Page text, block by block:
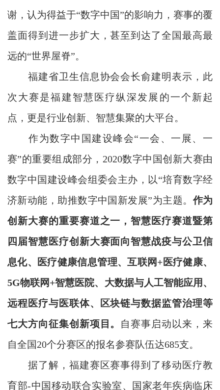
谢，认为得益于“数字中国”的影响力，赛事的覆
盖面得到进一步扩大，甚至到达了全国最高最
远的“世界屋脊”。
福建省卫生信息协会会长俞建明表示，此
次大赛是福建智慧医疗纵深发展的一个新起
点，更是行业创新、智慧集聚的大平台。
作为数字中国建设峰会“一会、一展、一
赛”的重要组成部分，2020数字中国创新大赛由
数字中国建设峰会组委会主办，以“培育数字经
济新动能，助推数字中国新发展”为主题。作为
创新大赛的重要赛道之一，智慧医疗赛道暨第
四届智慧医疗创新大赛面向智慧战疫与公卫信
息化、医疗健康信息管理、互联网+医疗健康、
5G物联网+智慧医院、大数据与人工智能应用、
远程医疗与医联体、区块链与数据监管治理等
七大方向征集创新项目。 自赛事启动以来，来
自全国20个分赛区的报名参赛队伍达685支。
据了解，福建赛区赛事得到了移动医疗教
育部-中国移动联合实验室、国家老年疾病临床